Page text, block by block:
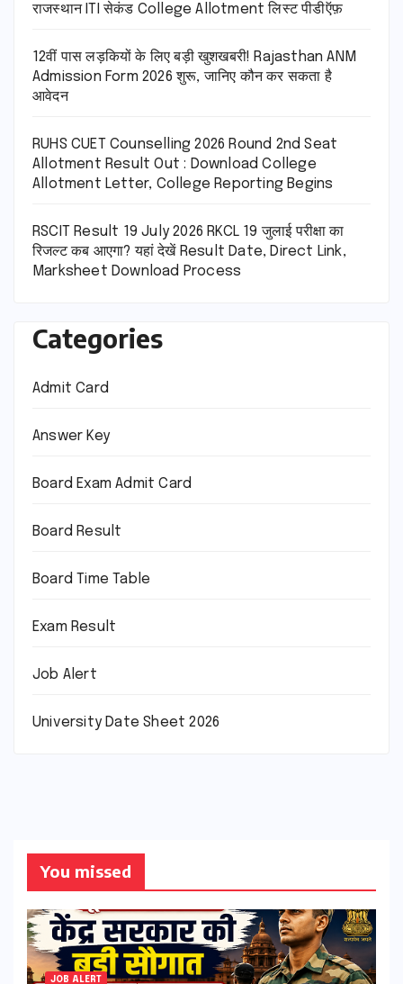
राजस्थान ITI सेकंड College Allotment लिस्ट पीडीऍफ़
12वीं पास लड़कियों के लिए बड़ी खुशखबरी! Rajasthan ANM
Admission Form 2026 शुरू, जानिए कौन कर सकता है
आवेदन
RUHS CUET Counselling 2026 Round 2nd Seat
Allotment Result Out : Download College
Allotment Letter, College Reporting Begins
RSCIT Result 19 July 2026 RKCL 19 जुलाई परीक्षा का
रिजल्ट कब आएगा? यहां देखें Result Date, Direct Link,
Marksheet Download Process
Categories
Admit Card
Answer Key
Board Exam Admit Card
Board Result
Board Time Table
Exam Result
Job Alert
University Date Sheet 2026
You missed
JOB ALERT